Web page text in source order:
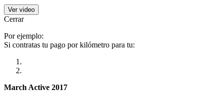
Ver video
Cerrar
Por ejemplo:
Si contratas tu pago por kilómetro para tu:
March Active 2017